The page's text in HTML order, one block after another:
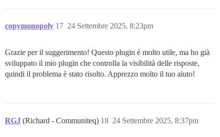
copymonopoly 24 Settembre 2025, 8:23pm
17
Grazie per il suggerimento! Questo plugin è molto utile, ma ho già
sviluppato il mio plugin che controlla la visibilità delle risposte,
quindi il problema è stato risolto. Apprezzo molto il tuo aiuto!
RGJ (Richard - Communiteq) 24 Settembre 2025, 8:37pm
18